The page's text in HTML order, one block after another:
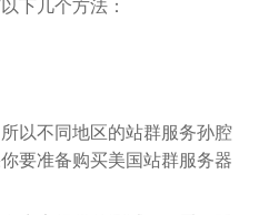
下几个方法：
以不同地区的站群服务孙腔
要准备购买美国站群服务器